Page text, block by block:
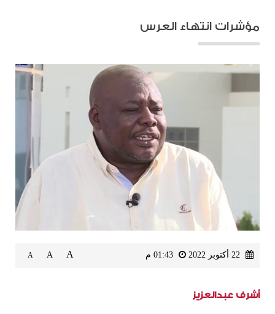
مؤشرات انتهاء العرس
A
A
A
أشرف عبدالعزيز